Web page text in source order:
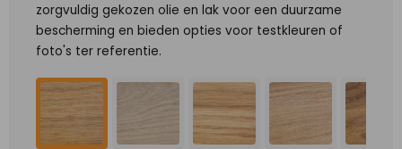
zorgvuldig gekozen olie en lak voor een duurzame
bescherming en bieden opties voor testkleuren of
foto's ter referentie.